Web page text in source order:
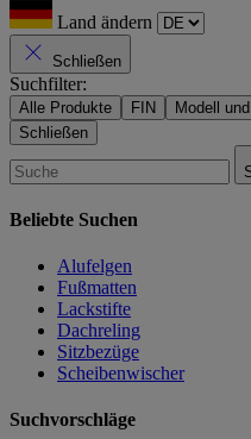
Land ändern
Schließen
Suchfilter:
Alle Produkte FIN
Modell
Schließen
Beliebte Suchen
Alufelgen
Fußmatten
Lackstifte
Dachreling
Sitzbezüge
Scheibenwischer
Suchvorschläge